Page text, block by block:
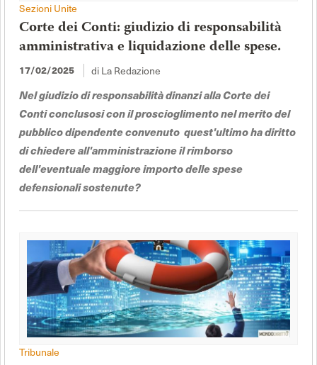
Sezioni Unite
Corte dei Conti: giudizio di responsabilità
amministrativa e liquidazione delle spese.
17/02/2025 di La Redazione
Nel giudizio di responsabilità dinanzi alla Corte dei
Conti conclusosi con il proscioglimento nel merito del
pubblico dipendente convenuto quest'ultimo ha diritto
di chiedere all'amministrazione il rimborso
dell'eventuale maggiore importo delle spese
defensionali sostenute?
Tribunale